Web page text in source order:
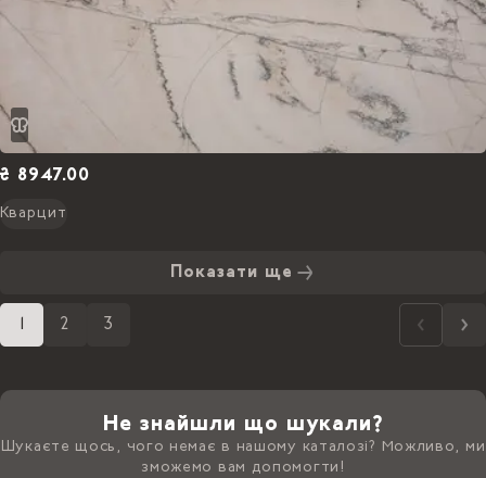
₴ 8947.00
Кварцит
Показати ще
2 3
Не знайшли що шукали?
Шукаєте щось, чого немає в нашому каталозі? Можливо, ми
зможемо вам допомогти!